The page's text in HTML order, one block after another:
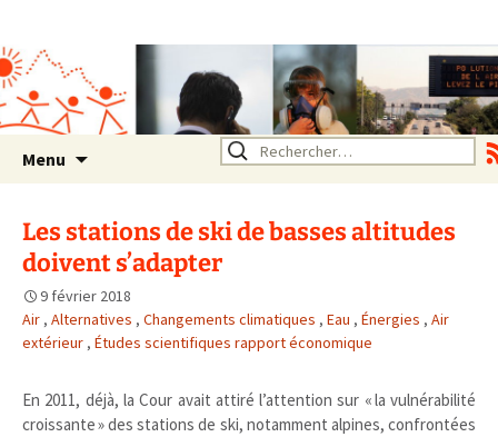
Rhône Alpes
Un environnement sain pour
la santé de tous
Menu Rechercher :
Les stations de ski de basses altitudes
doivent s’adapter
9 février 2018
Air , Alternatives , Changements climatiques , Eau , Énergies , Air
extérieur , Études scientifiques rapport économique
En 2011, déjà, la Cour avait attiré l’attention sur « la vulnérabilité
croissante » des stations de ski, notamment alpines, confrontées